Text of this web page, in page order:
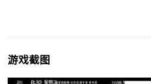
游戏截图